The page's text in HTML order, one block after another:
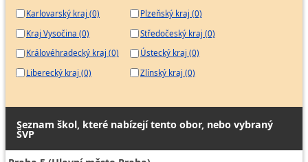
Karlovarský kraj (0)
Kraj Vysočina (0)
Královéhradecký kraj (0)
Liberecký kraj (0)
Plzeňský kraj (0)
Středočeský kraj (0)
Ústecký kraj (0)
Zlínský kraj (0)
Seznam škol, které nabízejí tento obor, nebo vybraný
ŠVP